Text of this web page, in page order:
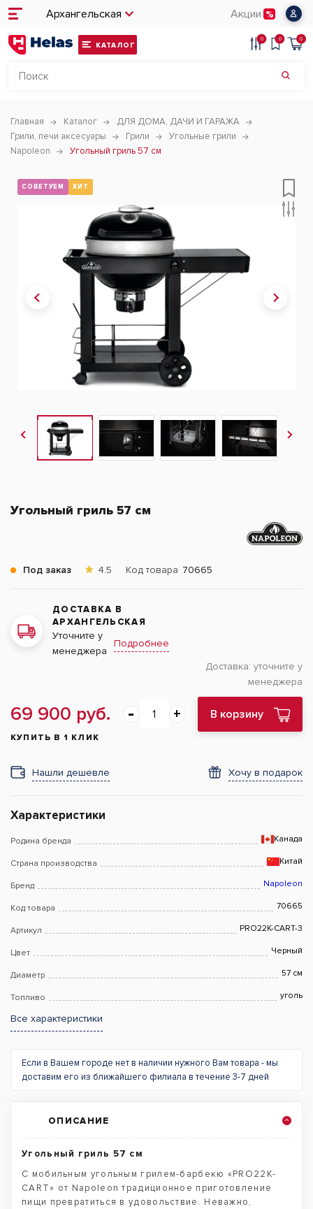
Архангельская Акции
КАТАЛОГ
0 0 0
Главная Каталог
ДЛЯ ДОМА, ДАЧИ И ГАРАЖА
Грили, печи аксесуары
Грили
Угольные грили
Napoleon
Угольный гриль 57 см
СОВЕТУЕМ ХИТ
Угольный гриль 57 см
Под заказ 4.5 Код товара 70665
ДОСТАВКА В
АРХАНГЕЛЬСКАЯ
Уточните у
менеджера
Подробнее
Доставка: уточните у
менеджера
69 900 руб. В корзину
КУПИТЬ В 1 КЛИК
Нашли дешевле Хочу в подарок
Характеристики
Родина бренда Канада
Страна производства Китай
Бренд Napoleon
Код товара 70665
Артикул PRO22K-CART-3
Цвет Черный
Диаметр 57 см
Топливо уголь
Все характеристики
Если в Вашем городе нет в наличии нужного Вам товара - мы
доставим его из ближайшего филиала в течение 3-7 дней
ОПИСАНИЕ
Угольный гриль 57 см
С мобильным угольным грилем-барбекю «PRO22K-
CART» от Napoleon традиционное приготовление
пищи превратиться в удовольствие. Неважно,